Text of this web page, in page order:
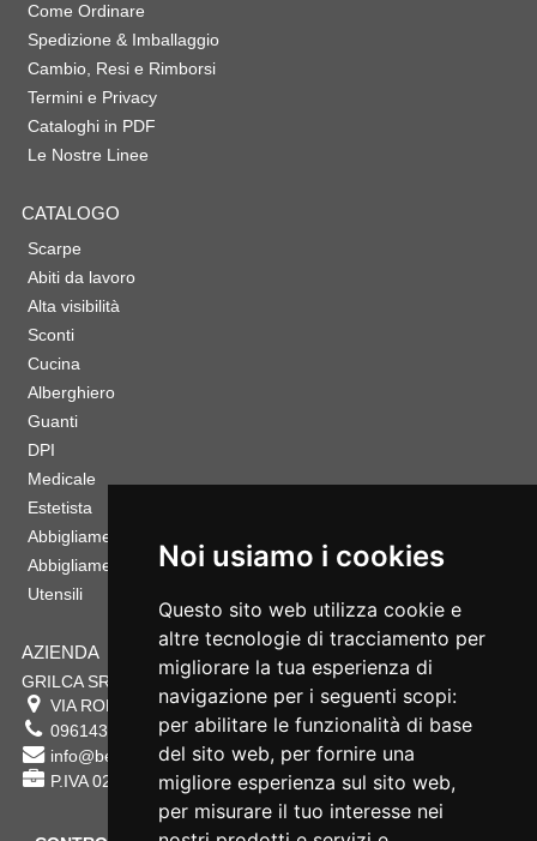
Noi usiamo i cookies
Questo sito web utilizza cookie e
altre tecnologie di tracciamento per
migliorare la tua esperienza di
navigazione per i seguenti scopi:
per abilitare le funzionalità di base
del sito web, per fornire una
migliore esperienza sul sito web,
per misurare il tuo interesse nei
Come Ordinare
Spedizione & Imballaggio
Cambio, Resi e Rimborsi
Termini e Privacy
Cataloghi in PDF
Le Nostre Linee
CATALOGO
Scarpe
Abiti da lavoro
Alta visibilità
Sconti
Cucina
Alberghiero
Guanti
DPI
Medicale
Estetista
Abbigliamento Sportivo
Abbigliamento Bambino
Utensili
AZIENDA
GRILCA SRL
VIA ROMA 180 88054 SERSALE CZ
0961432177
info@bestsafety.it
P.IVA 02342180797